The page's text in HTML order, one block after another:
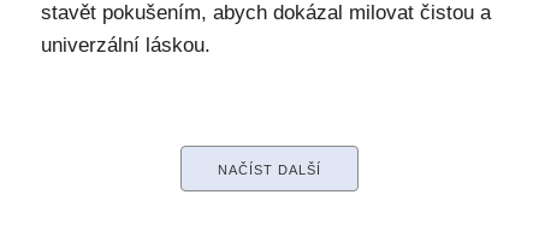
stavět pokušením, abych dokázal milovat čistou a
univerzální láskou.
NAČÍST DALŠÍ